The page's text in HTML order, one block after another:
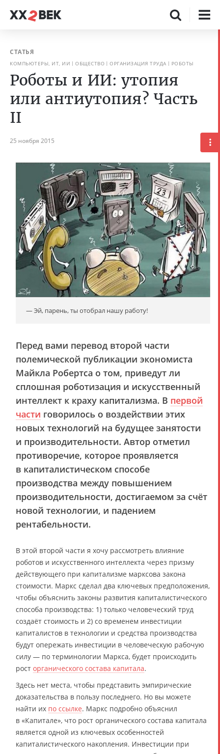
СТАТЬЯ
КОМПЬЮТЕРЫ, ИТ, ИИ ОБЩЕСТВО ОРГАНИЗАЦИЯ ТРУДА РОБОТЫ
Роботы и ИИ: утопия
или антиутопия? Часть
II
25 ноября 2015
— Эй, парень, ты отобрал нашу работу!
Перед вами перевод второй части
полемической публикации экономиста
Майкла Робертса о том, приведут ли
сплошная роботизация и искусственный
интеллект к краху капитализма. В первой
части говорилось о воздействии этих
новых технологий на будущее занятости
и производительности. Автор отметил
противоречие, которое проявляется
в капиталистическом способе
производства между повышением
производительности, достигаемом за счёт
новой технологии, и падением
рентабельности.
В этой второй части я хочу рассмотреть влияние
роботов и искусственного интеллекта через призму
действующего при капитализме марксова закона
стоимости. Маркс сделал два ключевых предположения,
чтобы объяснить законы развития капиталистического
способа производства: 1) только человеческий труд
создаёт стоимость и 2) со временем инвестиции
капиталистов в технологии и средства производства
будут опережать инвестиции в человеческую рабочую
силу — по терминологии Маркса, будет происходить
рост органического состава капитала.
Здесь нет места, чтобы представить эмпирические
доказательства в пользу последнего. Но вы можете
найти их по ссылке. Маркс подробно объяснил
в «Капитале», что рост органического состава капитала
является одной из ключевых особенностей
капиталистического накопления. Инвестиции при